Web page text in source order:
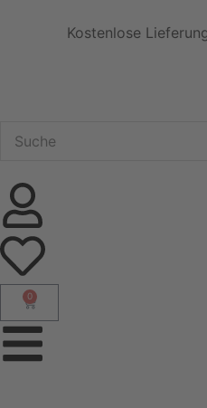
Kostenlose
0